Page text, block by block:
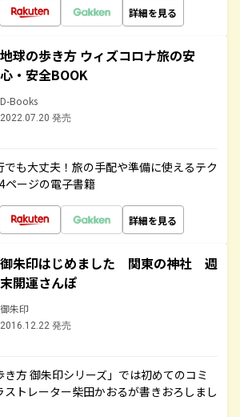
詳細を見る
地球の歩き方 ウィズコロナ旅の安
心・安全BOOK
D-Books
2022.07.20 発売
も大丈夫！旅の手配や準備に使えるテク
ページの電子書籍
詳細を見る
御朱印はじめました 関東の神社 週
末開運さんぽ
御朱印
2016.12.22 発売
方 御朱印シリーズ」では初めてのコミ
ストレーター柴田かおるが書きおろしまし